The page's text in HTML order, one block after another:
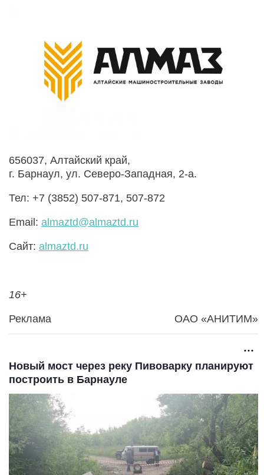
656037, Алтайский край,
г. Барнаул, ул. Северо-­Западная, 2-а.
Тел: +7 (3852) 507-871, 507-872
Email: almaztd@almaztd.ru
Сайт: almaztd.ru
16+
Реклама ОАО «АНИТИМ»
Новый мост через реку Пивоварку планируют
построить в Барнауле